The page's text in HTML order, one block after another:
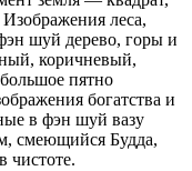
леса,
шуй дерево, горы и
коричневый,
пятно
богатства и
в фэн шуй вазу
смеющийся Будда,
чистоте.